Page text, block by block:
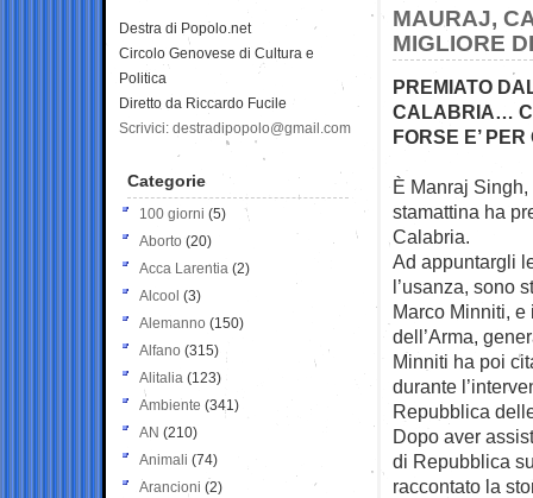
MAURAJ,
MIGLIORE
PREMIATO
CALABRIA…
FORSE E’
È Manraj
stamattina ha
Calabria.
Ad appuntargli
l’usanza, sono
Marco Minniti,
dell’Arma,
Minniti ha poi
durante
Repubblica
Dopo aver
di Repubblica
raccontato la
Destra di Popolo.net
Circolo Genovese di Cultura e
Politica
Diretto da Riccardo Fucile
Scrivici: destradipopolo@gmail.com
Categorie
100 giorni (5)
Aborto (20)
Acca Larentia (2)
Alcool (3)
Alemanno (150)
Alfano (315)
Alitalia (123)
Ambiente (341)
AN (210)
Animali (74)
Arancioni (2)